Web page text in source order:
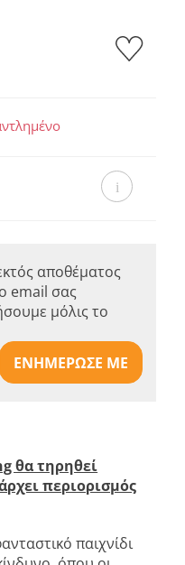
αποθέματος
email σας
μόλις το
ΕΝΗΜΕΡΩΣΕ ΜΕ
θα τηρηθεί
περιορισμός
παιχνίδι